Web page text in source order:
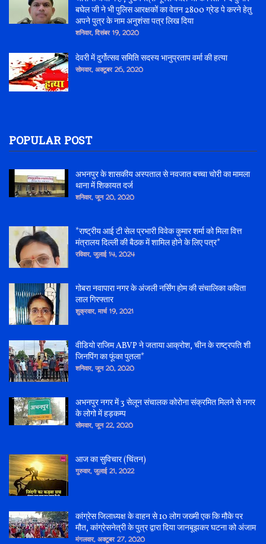
बघेल जी ने भी पुलिस आरक्षकों का वेतन 2800 ग्रेड पे करने हेतु
अपने पुत्र के नाम अनुशंसा पत्र लिख दिया
शनिवार, दिसंबर 19, 2020
देवरी में दुर्गोत्सव समिति सदस्य भानुप्रताप वर्मा की हत्या
सोमवार, अक्टूबर 26, 2020
POPULAR POST
अभनपुर के शासकीय अस्पताल से नवजात बच्चा चोरी का मामला
थाना में शिकायत दर्ज
शनिवार, जून 20, 2020
*राष्ट्रीय आई टी सेल प्रभारी विवेक कुमार शर्मा को मिला वित्त
मंत्रालय दिल्ली की बैठक में शामिल होने के लिए पत्र*
रविवार, जुलाई 14, 2024
गोबरा नवापारा नगर के अंजली नर्सिंग होम की संचालिका कविता
लाल गिरफ्तार
शुक्रवार, मार्च 19, 2021
वीडियो राजिम ABVP ने जताया आक्रोश, चीन के राष्ट्रपति शी
जिनपिंग का फूंका पुतला*
शनिवार, जून 20, 2020
अभनपुर नगर में 3 सेलून संचालक कोरोना संक्रमित मिलने से नगर
के लोगो में हड़कम्प
सोमवार, जून 22, 2020
आज का सुविचार (चिंतन)
गुरुवार, जुलाई 21, 2022
कांग्रेस जिलाध्यक्ष के वाहन से 10 लोग जख्मी एक कि मौके पर
मौत, कांग्रेसनेत्री के पुत्र द्वारा दिया जानबूझकर घटना को अंजाम
मंगलवार, अक्टूबर 27, 2020